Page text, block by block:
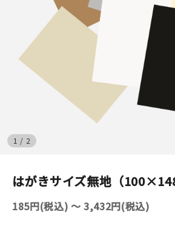
イベント
印刷見本
シルクスクリーン
無地素材
1 / 2
はがきサイズ無地（100×148
185円(税込) 〜 3,432円(税込)